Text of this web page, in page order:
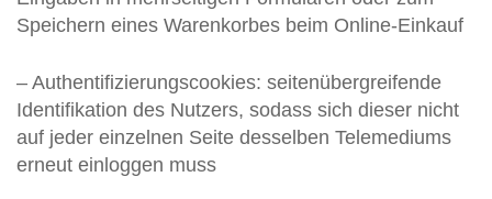
Speichern eines Warenkorbes beim Online-Einkauf
– Authentifizierungscookies: seitenübergreifende
Identifikation des Nutzers, sodass sich dieser nicht
auf jeder einzelnen Seite desselben Telemediums
erneut einloggen muss